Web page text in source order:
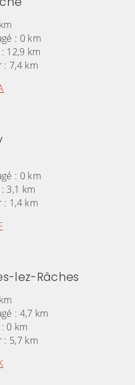
: 0 km
12,9 km
: 7,4 km
: 0 km
3,1 km
: 1,4 km
lez-Râches
: 4,7 km
0 km
: 5,7 km